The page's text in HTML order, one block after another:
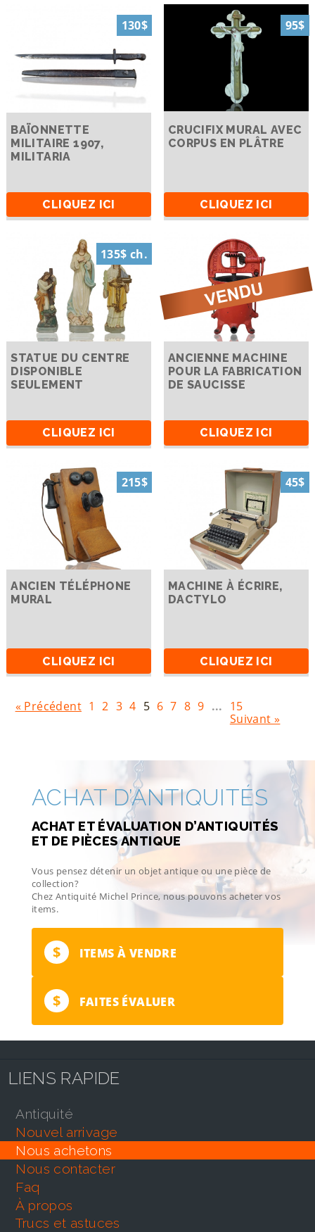
130$
BAÏONNETTE
MILITAIRE 1907,
MILITARIA
CLIQUEZ ICI
95$
CRUCIFIX MURAL AVEC
CORPUS EN PLÂTRE
CLIQUEZ ICI
135$ ch.
STATUE DU CENTRE
DISPONIBLE
SEULEMENT
CLIQUEZ ICI
ANCIENNE MACHINE
POUR LA FABRICATION
DE SAUCISSE
CLIQUEZ ICI
215$
ANCIEN TÉLÉPHONE
MURAL
CLIQUEZ ICI
45$
MACHINE À ÉCRIRE,
DACTYLO
CLIQUEZ ICI
« Précédent 1 2 3 4 5 6 7 8 9 ... 15
Suivant »
ACHAT D’ANTIQUITÉS
ACHAT ET ÉVALUATION D’ANTIQUITÉS
ET DE PIÈCES ANTIQUE
Vous pensez détenir un objet antique ou une pièce de
collection?
Chez Antiquité Michel Prince, nous pouvons acheter vos
items.
$ ITEMS À VENDRE
$ FAITES ÉVALUER
LIENS RAPIDE
antiquité
nouvel arrivage
nous achetons
nous contacter
faq
À propos
trucs et astuces